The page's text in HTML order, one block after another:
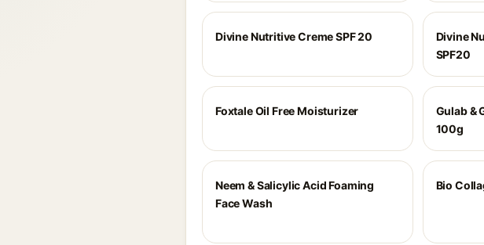
Divine Nutritive Creme SPF 20
Divine
SPF20
Foxtale Oil Free Moisturizer
Gulab &
100g
Neem & Salicylic Acid Foaming
Face Wash
Bio